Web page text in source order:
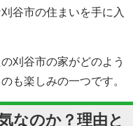
谷市の住まいを手に入
刈谷市の家がどのよう
も楽しみの一つです。
なのか？理由と